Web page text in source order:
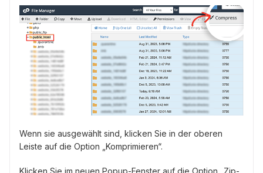
Wenn sie ausgewählt sind, klicken Sie in der oberen
Leiste auf die Option „Komprimieren“.
Klicken Sie im neuen Popup-Fenster auf die Option „Zip-